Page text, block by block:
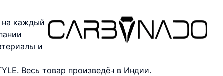
на каждый
и
Весь товар произведён в Индии.